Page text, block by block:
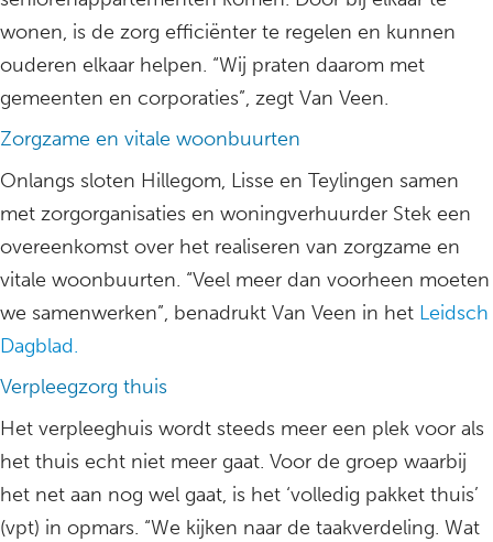
wonen, is de zorg efficiënter te regelen en kunnen
ouderen elkaar helpen. “Wij praten daarom met
gemeenten en corporaties”, zegt Van Veen.
Zorgzame en vitale woonbuurten
Onlangs sloten Hillegom, Lisse en Teylingen samen
met zorgorganisaties en woningverhuurder Stek een
overeenkomst over het realiseren van zorgzame en
vitale woonbuurten. “Veel meer dan voorheen moeten
we samenwerken”, benadrukt Van Veen in het Leidsch
Dagblad.
Verpleegzorg thuis
Het verpleeghuis wordt steeds meer een plek voor als
het thuis echt niet meer gaat. Voor de groep waarbij
het net aan nog wel gaat, is het ‘volledig pakket thuis’
(vpt) in opmars. “We kijken naar de taakverdeling. Wat